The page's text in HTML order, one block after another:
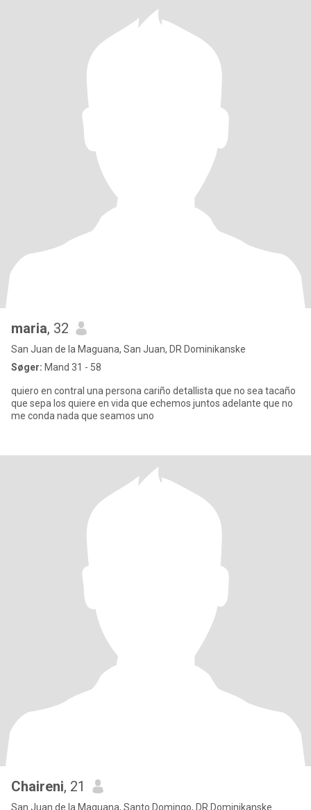
maria, 32
San Juan de la Maguana, San Juan, DR Dominikanske
Søger: Mand 31 - 58
quiero en contral una persona cariño detallista que no sea tacaño
que sepa los quiere en vida que echemos juntos adelante que no
me conda nada que seamos uno
Chaireni, 21
San Juan de la Maguana, Santo Domingo, DR Dominikanske